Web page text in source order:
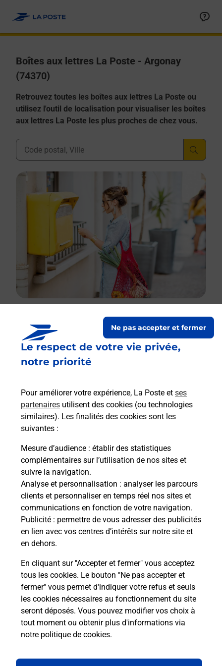
Le respect de votre vie privée,
notre priorité
Pour améliorer votre expérience, La Poste et ses
partenaires utilisent des cookies (ou technologies
similaires). Les finalités des cookies sont les
suivantes :
Mesure d’audience : établir des statistiques
complémentaires sur l’utilisation de nos sites et
suivre la navigation.
Analyse et personnalisation : analyser les parcours
clients et personnaliser en temps réel nos sites et
communications en fonction de votre navigation.
Publicité : permettre de vous adresser des publicités
en lien avec vos centres d’intérêts sur notre site et
en dehors.
En cliquant sur "Accepter et fermer" vous acceptez
tous les cookies. Le bouton "Ne pas accepter et
fermer" vous permet d'indiquer votre refus et seuls
les cookies nécessaires au fonctionnement du site
seront déposés. Vous pouvez modifier vos choix à
tout moment ou obtenir plus d'informations via
notre politique de cookies.
Ne pas accepter et fermer
Boîtes aux lettres La Poste - Argonay
(74370)
Retrouvez toutes les boîtes aux lettres La Poste ou
utilisez l'outil de localisation pour visualiser les boîtes
aux lettres La Poste les plus proches de chez vous.
Ville, Département, Code Postal
Boîte aux lettres La Poste
Prochaine collecte du courrier
1 Place Arthur Lavy
74370 Argonay
Le lien s'ouvre dans un nouvel onglet
Boîte aux lettres La Poste
Collecte du courrier aujourd'hui à 17h30
250 Route De Champ Farcon
74370 Argonay
Le lien s'ouvre dans un nouvel onglet
Localiser Liste Boîtes aux lettres Haute-Savoie Argonay